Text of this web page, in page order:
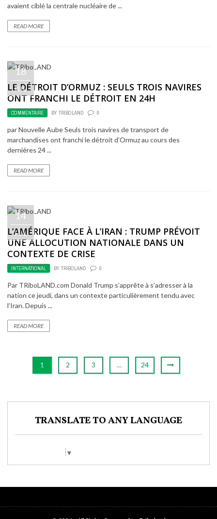
avaient ciblé la centrale nucléaire de ...
READ MORE
18
JUL
LE DÉTROIT D’ORMUZ : SEULS TROIS NAVIRES
ONT FRANCHI LE DÉTROIT EN 24H
COMMENTAIRE BY TRIBOLAND 0
par Nouvelle Aube Seuls trois navires de transport de
marchandises ont franchi le détroit d’Ormuz au cours des
dernières 24 ...
READ MORE
14
JUL
L’AMÉRIQUE FACE À L’IRAN : TRUMP PRÉVOIT
UNE ALLOCUTION NATIONALE DANS UN
CONTEXTE DE CRISE
INTERNATIONAL BY TRIBOLAND 0
Par TRiboLAND.com Donald Trump s’apprête à s’adresser à la
nation ce jeudi, dans un contexte particulièrement tendu avec
l’Iran. Depuis ...
READ MORE
1 2 3 … 24
TRANSLATE TO ANY LANGUAGE
▼